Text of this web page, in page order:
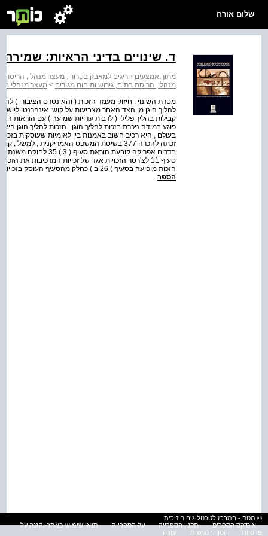
שלום אורח
ד. שינויים בדיני הראיות: שמירה
מתוך:אמצעים חריגים למאבק בטרור : מעצר מנהלי, הריסת
מנהלי, הריסת בתים, גירוש ותיחום מגורים > מעצר מנהלי
מטרת השינוי : חיזוק מעמד הזכות ( והאינטרס הציבורי )
להליך הוגן מן הצד האחר מצביעות על קושי אינהרנטי
קבילות בהליך פלילי ( לרבות עדויות שמיעה ) עם הוראות
פוגע במידה ניכרת בזכות להליך הוגן . הזכות להליך הוגן
בעולם , היא רכיב חשוב באמנות בין לאומיות שעוסקות
סעיף 11 לצ'רטר הזכויות אגד של זכויות המרכיבות
הזכות מופיעה בסעיף ) 26 ב ) כחלק מהסעיף העוסק בזכויות במשפט " ) לכל אדם הזכות להליך משפטי הוגן . ( " 378 ר...
הספר
© מטח - המרכז לטכנולוגיה חינוכית
אינדקס הספרים
תקנון הספרייה על הספרייה
תנאי שימוש באתר והגנה על
פרטיות
הסדרי נגישות עזרה